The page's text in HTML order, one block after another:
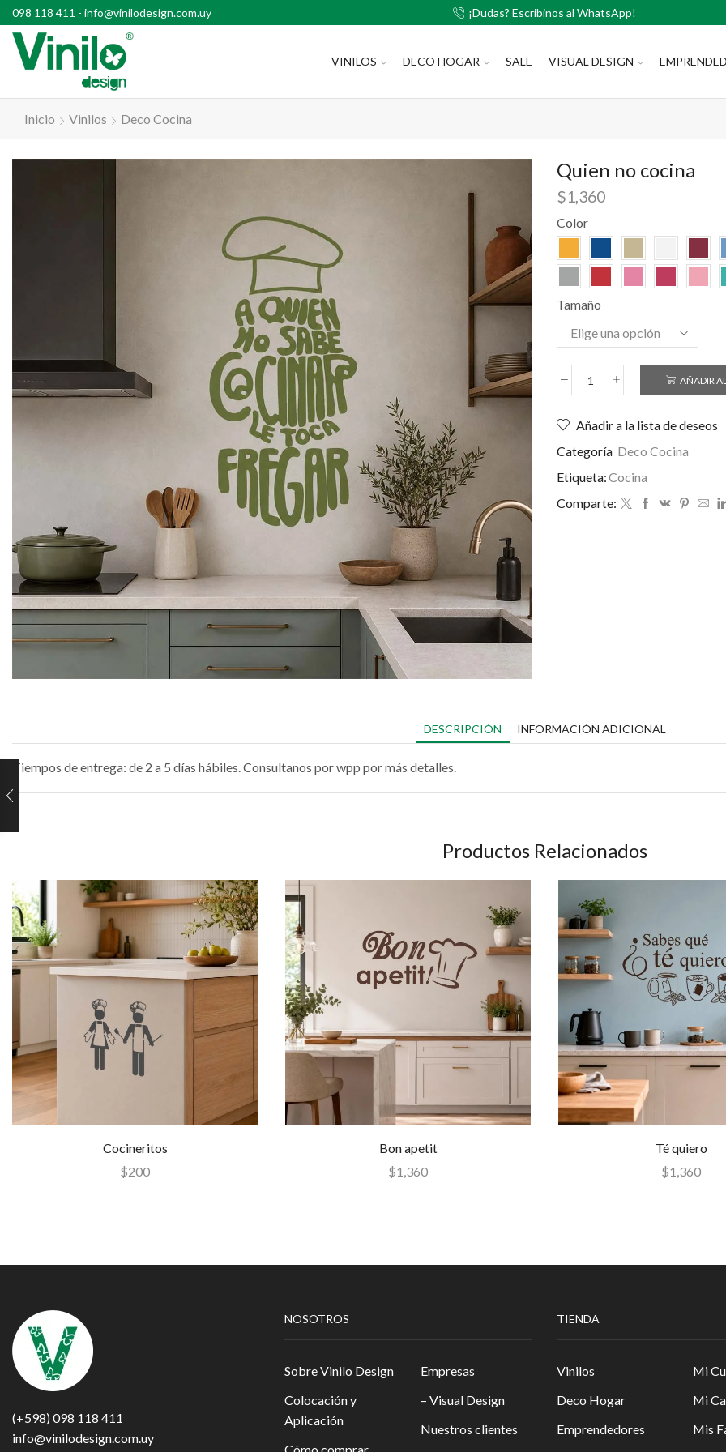
098 118 411 - info@vinilodesign.com.uy
con compras superiores a $2500 ¡Dudas? Escribinos al WhatsApp!
VINILOS DECO HOGAR SALE VISUAL DESIGN
Inicio Vinilos Deco Cocina
Quien no cocina
$1,360
Color
Tamaño
AÑADIR
Añadir a la lista de deseos
Categoría Deco Cocina
Etiqueta:Cocina
Comparte:
DESCRIPCIÓN INFORMACIÓN ADICIONAL
Tiempos de entrega: de 2 a 5 días hábiles. Consultanos por wpp por más detalles.
Productos Relacionados
Cocineritos
$200
Bon apetit
$1,360
Té quiero
$1,360
(+598) 098 118 411
info@vinilodesign.com.uy
NOSOTROS
Sobre Vinilo Design
Colocación y
Aplicación
Empresas
– Visual Design
Nuestros clientes
TIENDA
Vinilos
Deco Hogar
Emprendedores
Mi
Mi
Mis